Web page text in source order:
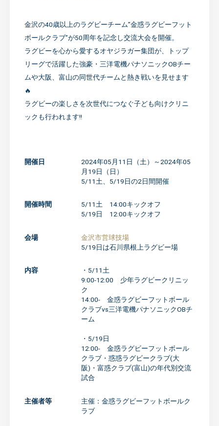
金沢の40歳以上のラグビーチーム”金惑ラグビーフット
ボールクラブ”が50周年を記念し交流大会を開催。
ラグビーを心から愛するオヤジラガー集団が、トップ
リーグで活躍した強豪・三洋電機パナソニックOBチー
ムや大阪、富山の同世代チームと熱き戦いを見せます
🔥
ラグビーの楽しさを次世代につなぐ子ども向けクリニ
ックも行われます!!
開催日
2024年05月11日（土）～2024年05
月19日（日）
5/11土、5/19日の2日間開催
開催時間
5/11土 14:00キックオフ
5/19日 12:00キックオフ
会場
金沢市営球技場
5/19日は石川県根上ラグビー場
内容
・5/11土
9:00-12:00 少年ラグビークリニッ
ク
14:00- 金惑ラグビーフットボール
クラブvs三洋電機パナソニックOBチ
ーム
・5/19日
12:00- 金惑ラグビーフットボール
クラブ・惑惑ラグビークラブ(大
阪)・富惑クラブ(富山)の年代別交流
試合
主催者等
主催：金惑ラグビーフットボールク
ラブ